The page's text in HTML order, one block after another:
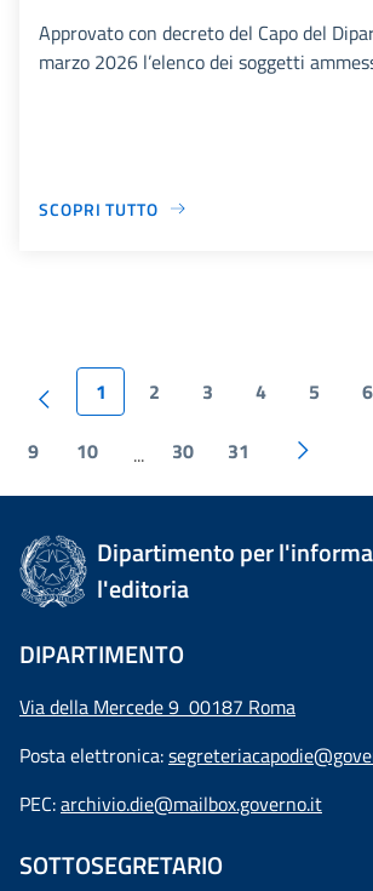
Approvato con decreto del Capo del
marzo 2026 l’elenco dei soggetti
SCOPRI TUTTO
1 2 3 4 5 6
9 10 ... 30 31
Dipartimento per
l'editoria
DIPARTIMENTO
Via della Mercede 9 00187 Roma
Posta elettronica:
PEC:archivio.die@mailbox.governo.it
SOTTOSEGRETARIO